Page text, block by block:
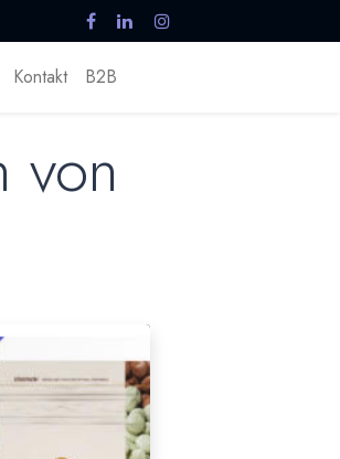
Kontakt B2B
von